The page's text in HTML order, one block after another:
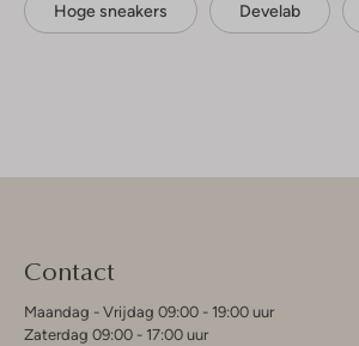
Hoge sneakers Develab
Contact
Maandag - Vrijdag 09:00 - 19:00 uur
Zaterdag 09:00 - 17:00 uur